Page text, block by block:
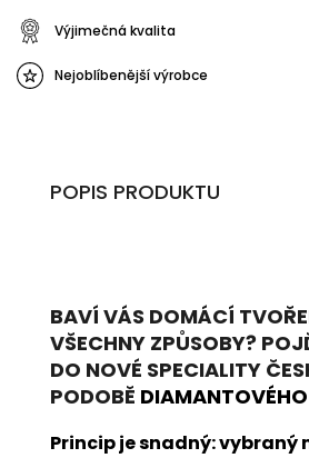
Výjimečná kvalita
Nejoblíbenější výrobce
POPIS PRODUKTU
BAVÍ VÁS DOMÁCÍ
VŠECHNY ZPŮSOBY?
DO NOVÉ SPECIALITY
PODOBĚ
Princip je snadný: vybraný